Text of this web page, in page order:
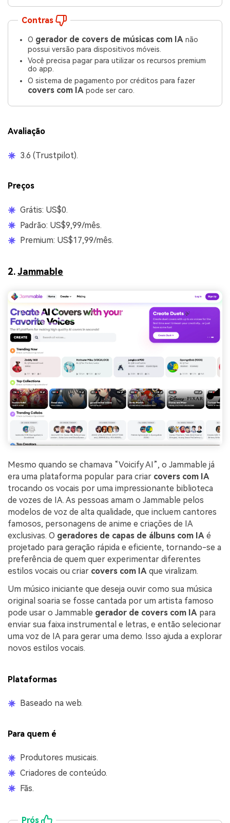
Contras
O gerador de covers de músicas com IA não
possui versão para dispositivos móveis.
Você precisa pagar para utilizar os recursos premium
do app.
O sistema de pagamento por créditos para fazer
covers com IA pode ser caro.
Avaliação
3.6 (Trustpilot).
Preços
Grátis: US$0.
Padrão: US$9,99/mês.
Premium: US$17,99/mês.
2.Jammable
Mesmo quando se chamava “Voicify AI”, o Jammable já
era uma plataforma popular para criar covers com IA
trocando os vocais por uma impressionante biblioteca
de vozes de IA. As pessoas amam o Jammable pelos
modelos de voz de alta qualidade, que incluem cantores
famosos, personagens de anime e criações de IA
exclusivas. O geradores de capas de álbuns com IA é
projetado para geração rápida e eficiente, tornando-se a
preferência de quem quer experimentar diferentes
estilos vocais ou criar covers com IA que viralizam.
Um músico iniciante que deseja ouvir como sua música
original soaria se fosse cantada por um artista famoso
pode usar o Jammable gerador de covers com IA para
enviar sua faixa instrumental e letras, e então selecionar
uma voz de IA para gerar uma demo. Isso ajuda a explorar
novos estilos vocais.
Plataformas
Baseado na web.
Para quem é
Produtores musicais.
Criadores de conteúdo.
Fãs.
Prós